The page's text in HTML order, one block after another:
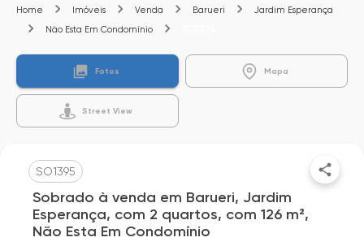
Home Imóveis Venda Barueri
Jardim Esperança
Não Esta Em Condomínio
Fotos Mapa
Street View
SO1395
Sobrado à venda em Barueri, Jardim
Esperança, com 2 quartos, com 126 m²,
Não Esta Em Condomínio